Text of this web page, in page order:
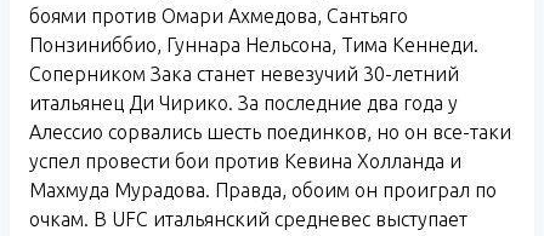
боями против Омари Ахмедова, Сантьяго
Понзиниббио, Гуннара Нельсона, Тима Кеннеди.
Соперником Зака станет невезучий 30-летний
итальянец Ди Чирико. За последние два года у
Алессио сорвались шесть поединков, но он все-таки
успел провести бои против Кевина Холланда и
Махмуда Мурадова. Правда, обоим он проиграл по
очкам. В UFC итальянский средневес выступает